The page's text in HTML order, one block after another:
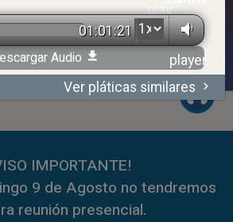
59:35
IMPORTANTE!
9 de Agosto no tendremos
reunión presencial.
01:01:21
Audio
Ver pláticas similares